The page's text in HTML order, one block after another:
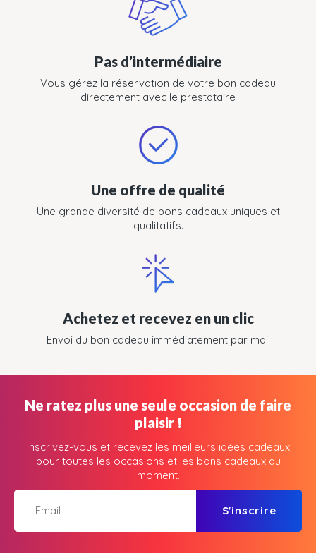
Pas d’intermédiaire
Vous gérez la réservation de votre bon cadeau
directement avec le prestataire
Une offre de qualité
Une grande diversité de bons cadeaux uniques et
qualitatifs.
Achetez et recevez en un clic
Envoi du bon cadeau immédiatement par mail
Ne ratez plus une seule occasion de faire
plaisir !
Inscrivez-vous et recevez les meilleurs idées cadeaux
pour toutes les occasions et les bons cadeaux du
moment.
S'inscrire